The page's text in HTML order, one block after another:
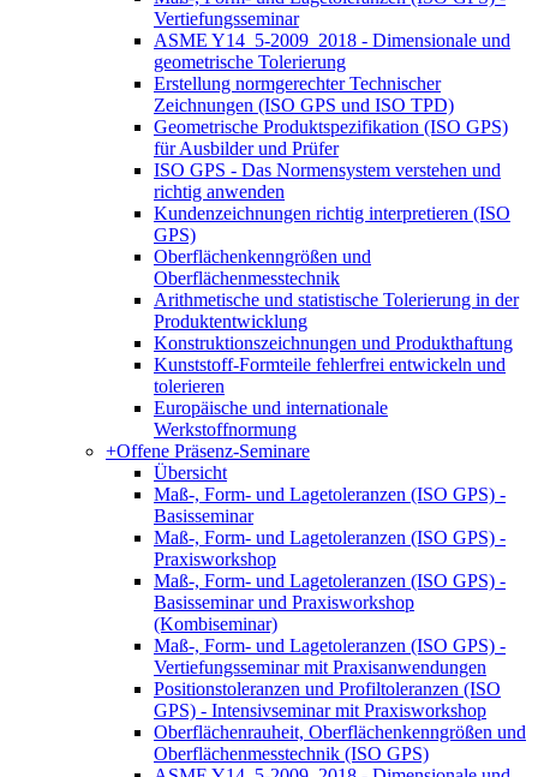
Vertiefungsseminar
ASME Y14_5-2009_2018 - Dimensionale und
geometrische Tolerierung
Erstellung normgerechter Technischer
Zeichnungen (ISO GPS und ISO TPD)
Geometrische Produktspezifikation (ISO GPS)
für Ausbilder und Prüfer
ISO GPS - Das Normensystem verstehen und
richtig anwenden
Kundenzeichnungen richtig interpretieren (ISO
GPS)
Oberflächenkenngrößen und
Oberflächenmesstechnik
Arithmetische und statistische Tolerierung in der
Produktentwicklung
Konstruktionszeichnungen und Produkthaftung
Kunststoff-Formteile fehlerfrei entwickeln und
tolerieren
Europäische und internationale
Werkstoffnormung
+Offene Präsenz-Seminare
Übersicht
Maß-, Form- und Lagetoleranzen (ISO GPS) -
Basisseminar
Maß-, Form- und Lagetoleranzen (ISO GPS) -
Praxisworkshop
Maß-, Form- und Lagetoleranzen (ISO GPS) -
Basisseminar und Praxisworkshop
(Kombiseminar)
Maß-, Form- und Lagetoleranzen (ISO GPS) -
Vertiefungsseminar mit Praxisanwendungen
Positionstoleranzen und Profiltoleranzen (ISO
GPS) - Intensivseminar mit Praxisworkshop
Oberflächenrauheit, Oberflächenkenngrößen und
Oberflächenmesstechnik (ISO GPS)